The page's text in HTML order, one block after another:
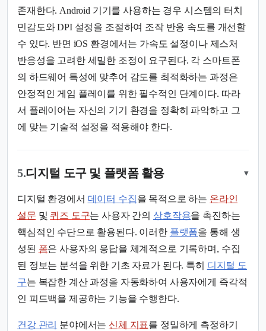
존재한다. Android 기기를 사용하는 경우 시스템의 터치
민감도와 DPI 설정을 조절하여 조작 반응 속도를 개선할
수 있다. 반면 iOS 환경에서는 가속도 설정이나 제스처
반응성을 고려한 세밀한 조정이 요구된다. 각 스마트폰
의 하드웨어 특성에 맞추어 감도를 최적화하는 과정은
안정적인 게임 플레이를 위한 필수적인 단계이다. 따라
서 플레이어는 자신의 기기 환경을 정확히 파악하고 그
에 맞는 기술적 설정을 적용해야 한다.
5.디지털 도구 및 플랫폼 활용 ▾
디지털 환경에서 데이터 수집을 목적으로 하는 온라인
설문 및 퀴즈 도구는 사용자 간의 상호작용을 촉진하는
핵심적인 수단으로 활용된다. 이러한 플랫폼을 통해 생
성된 폼은 사용자의 응답을 체계적으로 기록하며, 수집
된 정보는 분석을 위한 기초 자료가 된다. 특히 디지털 도
구는 복잡한 계산 과정을 자동화하여 사용자에게 즉각적
인 피드백을 제공하는 기능을 수행한다.
건강 관리 분야에서는 신체 지표를 정밀하게 측정하기